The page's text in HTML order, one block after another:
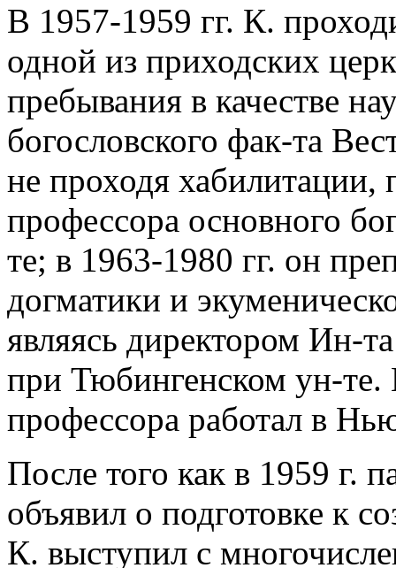
В 1957-1959 гг. К.
одной из приходских
пребывания в качестве
богословского фак-та
не проходя хабилитации,
профессора основного
те; в 1963-1980 гг. он
догматики и
являясь директором Ин-
при Тюбингенском ун-те.
профессора работал в
После того как в 1959 г.
объявил о подготовке к
К. выступил с